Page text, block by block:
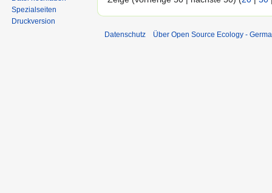
Spezialseiten
Druckversion
Datenschutz
Über Open Source Ecology -